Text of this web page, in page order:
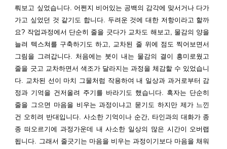
뤄보고 싶었습니다. 어쩐지 비어있는 공백의 감각에 맞서거나 다가
가고 싶었던 것 같기도 합니다. 두려운 것에 대한 저항이라고 할까
요? 작업과정에서 단순히 줄을 긋다가 교차도 해보고, 물감의 양을
늘려 텍스쳐를 구축하기도 하고, 교차된 줄 위에 점도 찍어보면서
그림을 그려갑니다. 처음에는 붓이 내는 물감의 결이 흥미로웠고
줄을 긋고 교차하면서 색조가 달라지는 과정을 체감할 수 있었습니
다. 교차된 선이 마치 그물처럼 작용하여 내 일상과 과거로부터 감
정과 기억을 건저올려 주기를 바라기도 했습니다. 혹자는 단순히
줄을 그으면 마음을 비우는 과정이냐고 묻기도 하지만 제가 느낀
건 오히려 반대입니다. 사소한 기억이나 순간, 타인과의 대화가 종
종 떠오르기에 과정가운데 내 사소한 일상의 많은 시간이 오버랩
됩니다. 그래서 줄긋기는 마음을 비우는 과정이기보다 마음을 채워